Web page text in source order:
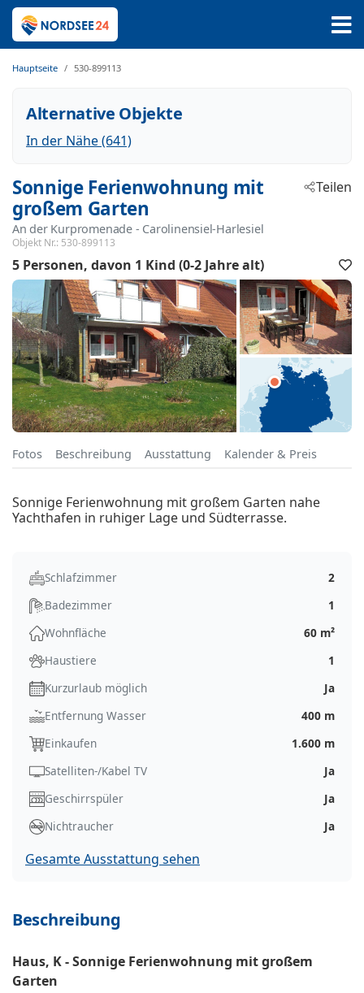
Hauptseite 530-899113
Alternative Objekte
In der Nähe (641)
Sonnige Ferienwohnung mit
großem Garten
An der Kurpromenade - Carolinensiel-Harlesiel
Objekt Nr.: 530-899113
Teilen
5 Personen davon 1 Kind (0-2 Jahre alt)
Fotos Beschreibung Ausstattung Kalender & Preis
Sonnige Ferienwohnung mit großem Garten nahe
Yachthafen in ruhiger Lage und Südterrasse.
Schlafzimmer
2
Badezimmer
1
Wohnfläche
60 m²
Haustiere
1
Kurzurlaub möglich
Ja
Entfernung Wasser
400 m
Einkaufen
1.600 m
Satelliten-/Kabel TV
Ja
Geschirrspüler
Ja
Nichtraucher
Ja
Gesamte Ausstattung sehen
Beschreibung
Haus, K - Sonnige Ferienwohnung mit großem
Garten